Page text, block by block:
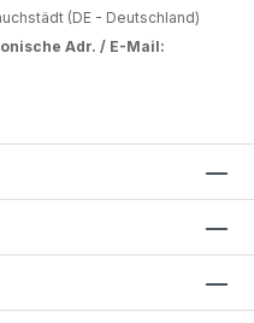
(DE - Deutschland)
Adr. / E-Mail: